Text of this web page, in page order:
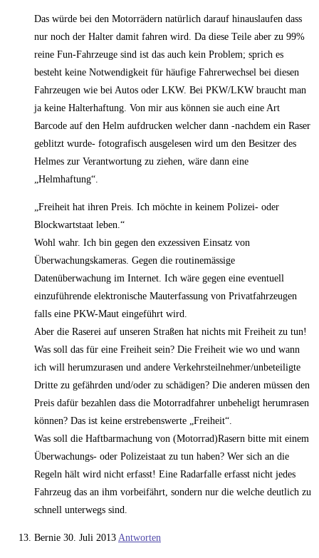
Das würde bei den Motorrädern natürlich darauf hinauslaufen dass
nur noch der Halter damit fahren wird. Da diese Teile aber zu 99%
reine Fun-Fahrzeuge sind ist das auch kein Problem; sprich es
besteht keine Notwendigkeit für häufige Fahrerwechsel bei diesen
Fahrzeugen wie bei Autos oder LKW. Bei PKW/LKW braucht man
ja keine Halterhaftung. Von mir aus können sie auch eine Art
Barcode auf den Helm aufdrucken welcher dann -nachdem ein Raser
geblitzt wurde- fotografisch ausgelesen wird um den Besitzer des
Helmes zur Verantwortung zu ziehen, wäre dann eine
„Helmhaftung“.
„Freiheit hat ihren Preis. Ich möchte in keinem Polizei- oder
Blockwartstaat leben.“
Wohl wahr. Ich bin gegen den exzessiven Einsatz von
Überwachungskameras. Gegen die routinemässige
Datenüberwachung im Internet. Ich wäre gegen eine eventuell
einzuführende elektronische Mauterfassung von Privatfahrzeugen
falls eine PKW-Maut eingeführt wird.
Aber die Raserei auf unseren Straßen hat nichts mit Freiheit zu tun!
Was soll das für eine Freiheit sein? Die Freiheit wie wo und wann
ich will herumzurasen und andere Verkehrsteilnehmer/unbeteiligte
Dritte zu gefährden und/oder zu schädigen? Die anderen müssen den
Preis dafür bezahlen dass die Motorradfahrer unbeheligt herumrasen
können? Das ist keine erstrebenswerte „Freiheit“.
Was soll die Haftbarmachung von (Motorrad)Rasern bitte mit einem
Überwachungs- oder Polizeistaat zu tun haben? Wer sich an die
Regeln hält wird nicht erfasst! Eine Radarfalle erfasst nicht jedes
Fahrzeug das an ihm vorbeifährt, sondern nur die welche deutlich zu
schnell unterwegs sind.
Bernie 30. Juli 2013 Antworten